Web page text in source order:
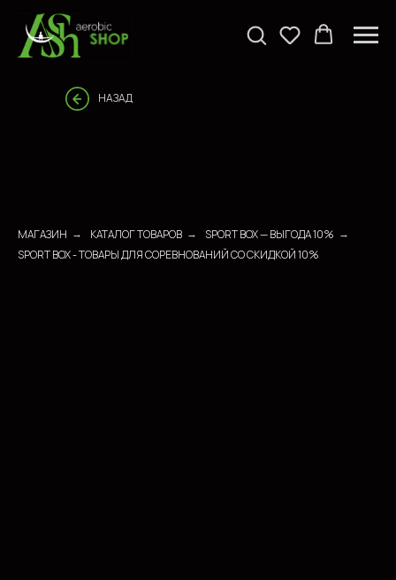
НАЗАД
МАГАЗИН → КАТАЛОГ ТОВАРОВ → SPORT BOX — ВЫГОДА 10% →
SPORT BOX - ТОВАРЫ ДЛЯ СОРЕВНОВАНИЙ СО СКИДКОЙ 10%